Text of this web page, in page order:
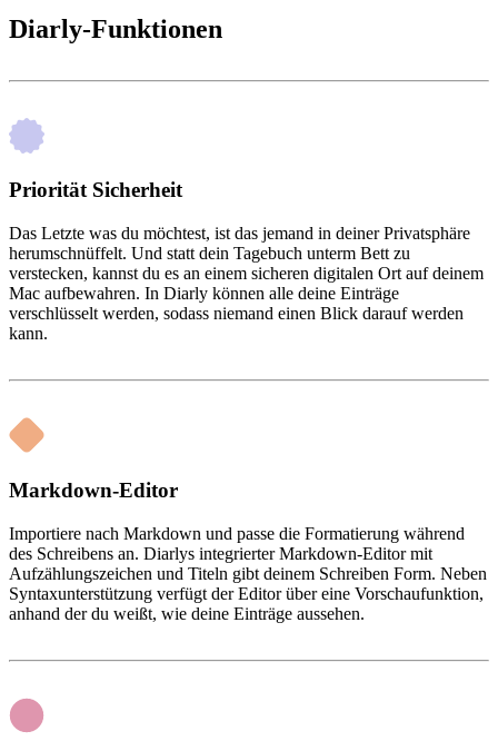
Diarly-Funktionen
Priorität Sicherheit
Das Letzte was du möchtest, ist das jemand in deiner Privatsphäre
herumschnüffelt. Und statt dein Tagebuch unterm Bett zu
verstecken, kannst du es an einem sicheren digitalen Ort auf deinem
Mac aufbewahren. In Diarly können alle deine Einträge
verschlüsselt werden, sodass niemand einen Blick darauf werden
kann.
Markdown-Editor
Importiere nach Markdown und passe die Formatierung während
des Schreibens an. Diarlys integrierter Markdown-Editor mit
Aufzählungszeichen und Titeln gibt deinem Schreiben Form. Neben
Syntaxunterstützung verfügt der Editor über eine Vorschaufunktion,
anhand der du weißt, wie deine Einträge aussehen.